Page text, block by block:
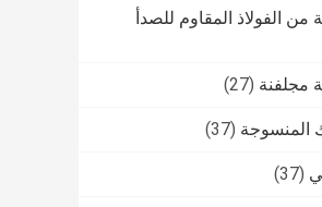
الفولاذ المقاوم للصدأ
مجلفنة (27)
المنسوجة (37)
(37)